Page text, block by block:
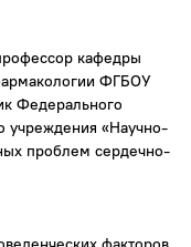
кафедры
ФГБОУ
Федерального
учреждения «Научно-
проблем сердечно-